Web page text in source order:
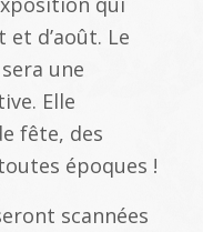
d’août. Le
une
Elle
fête, des
époques !
scannées